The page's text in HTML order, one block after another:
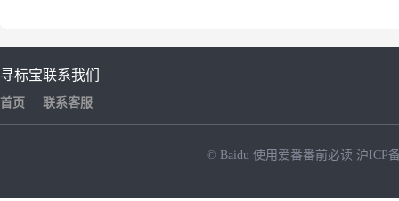
寻标宝
首页
联系我们
联系客服
© Baidu 使用爱番番前必读 沪ICP